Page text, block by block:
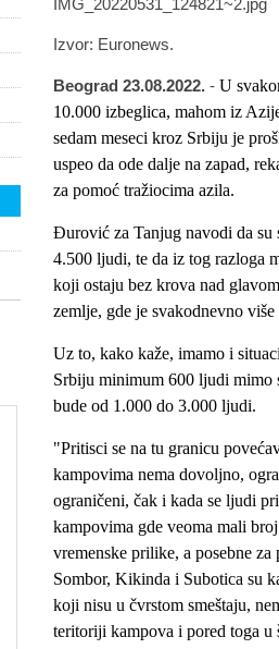
Izvor: Euronews.
Beograd 23.08.2022. -U
10.000 izbeglica, mahom iz
sedam meseci kroz Srbiju je
uspeo da ode dalje na zapad,
za pomoć tražiocima azila.
Ðurović za Tanjug navodi da su
4.500 ljudi, te da iz tog razloga
koji ostaju bez krova nad
zemlje, gde je svakodnevno
Uz to, kako kaže, imamo i
Srbiju minimum 600 ljudi mimo
bude od 1.000 do 3.000 ljudi.
"Pritisci se na tu granicu
kampovima nema dovoljno,
ograničeni, čak i kada se ljudi
kampovima gde veoma mali
vremenske prilike, a posebne
Sombor, Kikinda i Subotica su
koji nisu u čvrstom smeštaju,
teritoriji kampova i pored toga u